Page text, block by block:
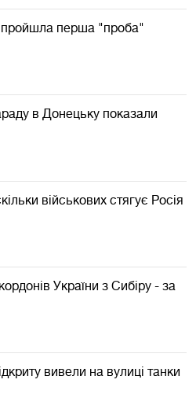
пройшла перша "проба"
в Донецьку показали
військових стягує Росія
України з Сибіру - за
вивели на вулиці танки